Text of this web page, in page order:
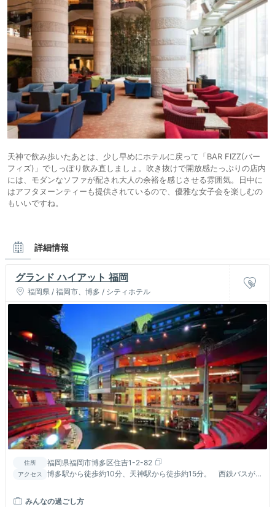
天神で飲み歩いたあとは、少し早めにホテルに戻って「BAR FIZZ(バー
フィズ)」でしっぽり飲み直しましょ。吹き抜けで開放感たっぷりの店内
には、モダンなソファが配され大人の余裕を感じさせる雰囲気。日中に
はアフタヌーンティーも提供されているので、優雅な女子会を楽しむの
もいいですね。
詳細情報
グランド ハイアット 福岡
福岡県 / 福岡市、博多 / シティホテル
住所 福岡県福岡市博多区住吉1-2-82
アクセス
博多駅から徒歩約10分、天神駅から徒歩約15分。 西鉄バスが
みんなの過ごし方